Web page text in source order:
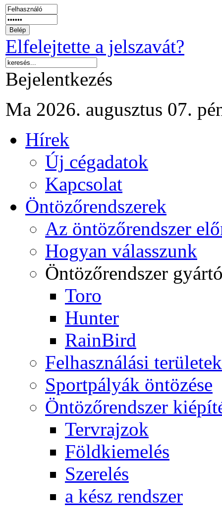
Elfelejtette a jelszavát?
Bejelentkezés
Ma 2026. augusztus 07.
Hírek
Új cégadatok
Kapcsolat
Öntözőrendszerek
Az öntözőrendszer
Hogyan válasszunk
Öntözőrendszer
Toro
Hunter
RainBird
Felhasználási területek
Sportpályák öntözése
Öntözőrendszer
Tervrajzok
Földkiemelés
Szerelés
a kész rendszer